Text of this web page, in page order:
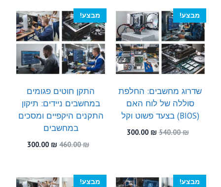
מבצע!
שדרוג מחשבים: החלפת
סוללה של לוח האם
(BIOS) בצעד פשוט וקל
540.00₪
המחיר
300.00 ₪
מבצע!
התקן חוטים פגומים
במחשבים ניידים: תיקון
התקנים היקפיים ומסכים
במחשבים
460.00₪
המחיר
460.00 ₪.
300.00 ₪
המחיר
300.00 ₪.
מבצע! מבצע!